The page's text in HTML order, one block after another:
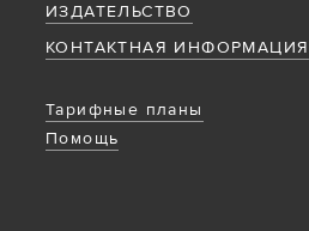
ИЗДАТЕЛЬСТВО
КОНТАКТНАЯ ИНФОРМАЦИЯ
Тарифные планы
Помощь